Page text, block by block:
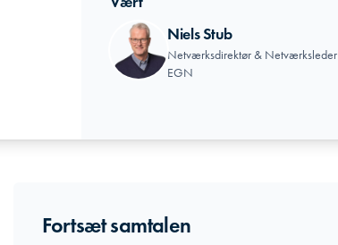
Niels Stub
Netværksdirektør & Netværksleder
EGN
Fortsæt samtalen